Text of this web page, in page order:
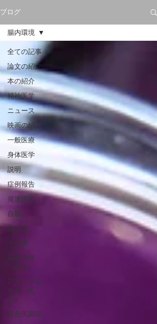
ブログ
全ての記事
論文の紹介
本の紹介
精神医学
ニュース
映画の紹介
一般医療
身体医学
説明
症例報告
発達障害
自殺
認知症
うつ病
薬物依存
（乱用）
アルコール
依存（乱
用）
統合失調症
腸内環境